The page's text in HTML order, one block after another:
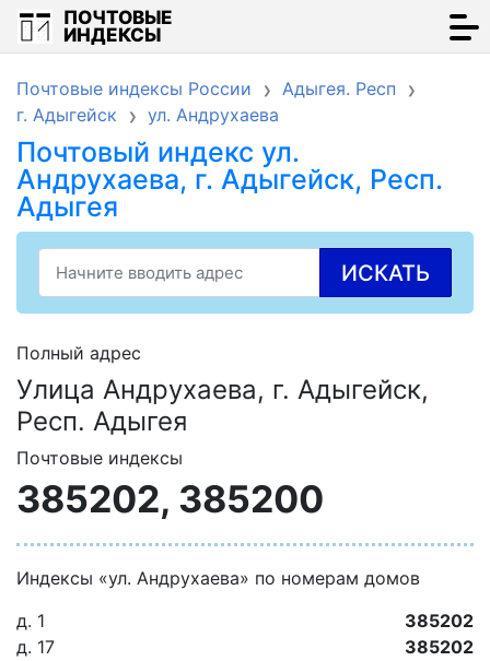
ПОЧТОВЫЕ
ИНДЕКСЫ
Почтовые индексы России
Адыгея. Респ
г. Адыгейск
ул. Андрухаева
Почтовый индекс ул.
Андрухаева, г. Адыгейск, Респ.
Адыгея
ИСКАТЬ
Полный адрес
Улица Андрухаева, г. Адыгейск,
Респ. Адыгея
Почтовые индексы
385202, 385200
Индексы «ул. Андрухаева» по номерам домов
д. 1
385202
д. 17
385202